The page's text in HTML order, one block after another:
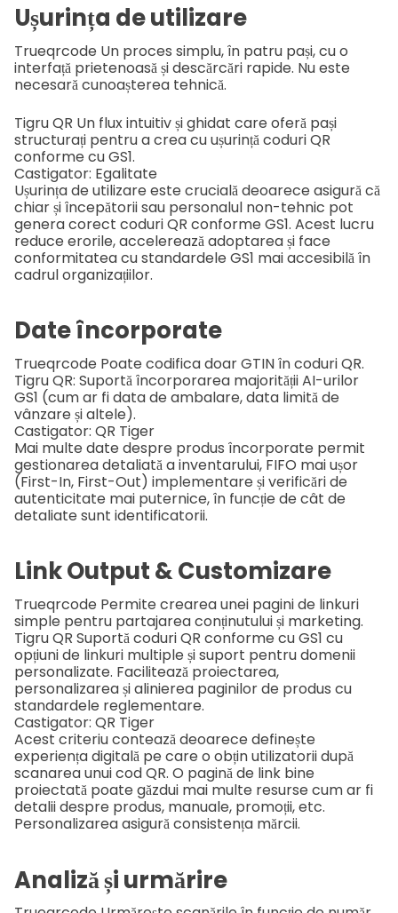
Ușurința de utilizare
Trueqrcode Un proces simplu, în patru pași, cu o
interfață prietenoasă și descărcări rapide. Nu este
necesară cunoașterea tehnică.
Tigru QR Un flux intuitiv și ghidat care oferă pași
structurați pentru a crea cu ușurință coduri QR
conforme cu GS1.
Castigator: Egalitate
Ușurința de utilizare este crucială deoarece asigură că
chiar și începătorii sau personalul non-tehnic pot
genera corect coduri QR conforme GS1. Acest lucru
reduce erorile, accelerează adoptarea și face
conformitatea cu standardele GS1 mai accesibilă în
cadrul organizațiilor.
Date încorporate
Trueqrcode Poate codifica doar GTIN în coduri QR.
Tigru QR: Suportă încorporarea majorității AI-urilor
GS1 (cum ar fi data de ambalare, data limită de
vânzare și altele).
Castigator: QR Tiger
Mai multe date despre produs încorporate permit
gestionarea detaliată a inventarului, FIFO mai ușor
(First-In, First-Out) implementare și verificări de
autenticitate mai puternice, în funcție de cât de
detaliate sunt identificatorii.
Link Output & Customizare
Trueqrcode Permite crearea unei pagini de linkuri
simple pentru partajarea conținutului și marketing.
Tigru QR Suportă coduri QR conforme cu GS1 cu
opțiuni de linkuri multiple și suport pentru domenii
personalizate. Facilitează proiectarea,
personalizarea și alinierea paginilor de produs cu
standardele reglementare.
Castigator: QR Tiger
Acest criteriu contează deoarece definește
experiența digitală pe care o obțin utilizatorii după
scanarea unui cod QR. O pagină de link bine
proiectată poate găzdui mai multe resurse cum ar fi
detalii despre produs, manuale, promoții, etc.
Personalizarea asigură consistența mărcii.
Analiză și urmărire